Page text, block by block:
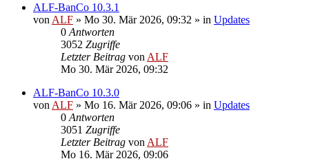
ALF-BanCo 10.3.1
von ALF » Mo 30. Mär 2026, 09:32 » in Updates
0 Antworten
3052 Zugriffe
Letzter Beitrag von ALF
Mo 30. Mär 2026, 09:32
ALF-BanCo 10.3.0
von ALF » Mo 16. Mär 2026, 09:06 » in Updates
0 Antworten
3051 Zugriffe
Letzter Beitrag von ALF
Mo 16. Mär 2026, 09:06